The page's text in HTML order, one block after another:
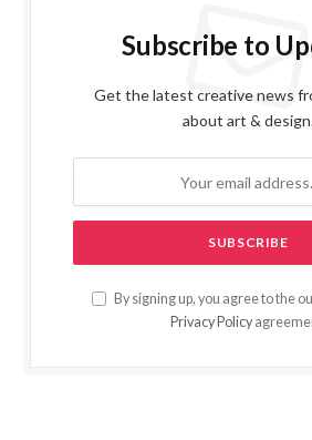
Subscribe to
Get the latest creative news
about art &
By signing up, you agree to the
Privacy Policy